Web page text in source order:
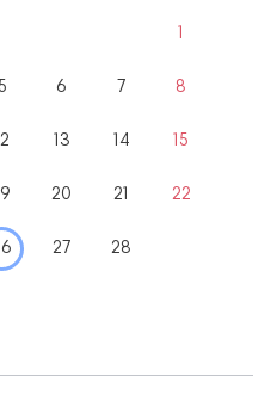
5 6 7 8
12 13 14 15
19 20 21 22
27 28